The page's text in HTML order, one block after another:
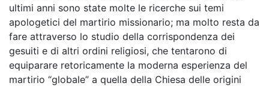
ultimi anni sono state molte le ricerche sui temi
apologetici del martirio missionario; ma molto resta da
fare attraverso lo studio della corrispondenza dei
gesuiti e di altri ordini religiosi, che tentarono di
equiparare retoricamente la moderna esperienza del
martirio “globale” a quella della Chiesa delle origini